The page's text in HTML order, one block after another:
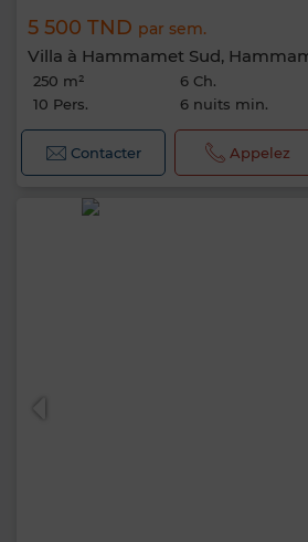
5 500 TND par sem.
Villa à Hammamet Sud,
250 m² 6 Ch.
10 Pers.
6 nuits min.
Contacter Appelez